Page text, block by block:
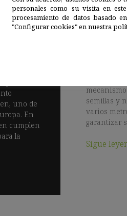
2023
uno de
En
cumplen
la
Europa|
semillas y
varios
garantizar
Sigue
personales como su visita en
procesamiento de datos basado
"Configurar cookies" en nuestra